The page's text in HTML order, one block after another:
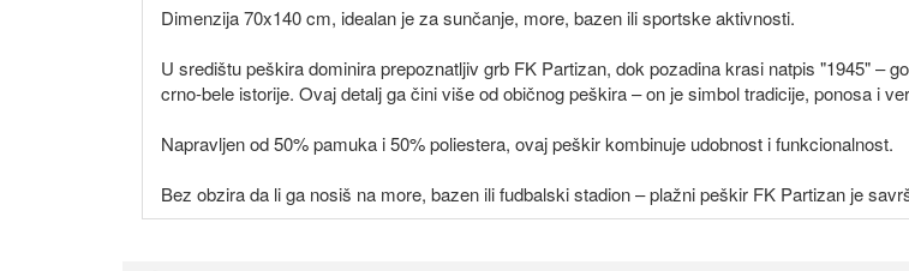
Dimenzija 70x140 cm, idealan je za sunčanje, more, bazen ili sportske aktivnosti.
U središtu peškira dominira prepoznatljiv grb FK Partizan, dok pozadina krasi natpis "1945" –
crno-bele istorije. Ovaj detalj ga čini više od običnog peškira – on je simbol tradicije, ponosa i
Napravljen od 50% pamuka i 50% poliestera, ovaj peškir kombinuje udobnost i funkcionalnost.
Bez obzira da li ga nosiš na more, bazen ili fudbalski stadion – plažni peškir FK Partizan je